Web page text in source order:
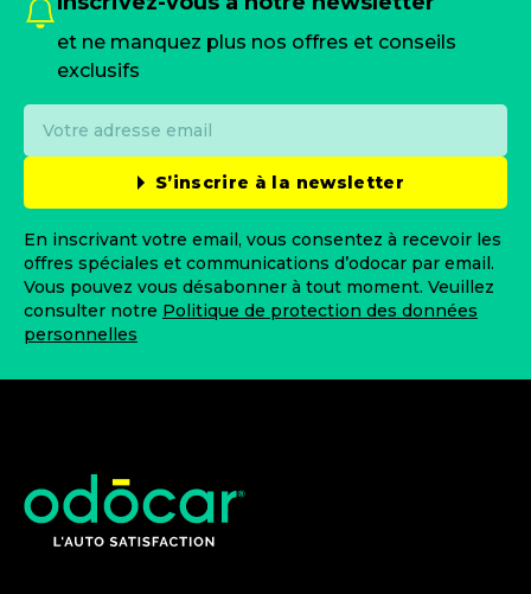
et ne manquez plus nos offres et conseils
exclusifs
S’inscrire à la newsletter
En inscrivant votre email, vous consentez à recevoir les
offres spéciales et communications d’odocar par email.
Vous pouvez vous désabonner à tout moment. Veuillez
consulter notre Politique de protection des données
personnelles